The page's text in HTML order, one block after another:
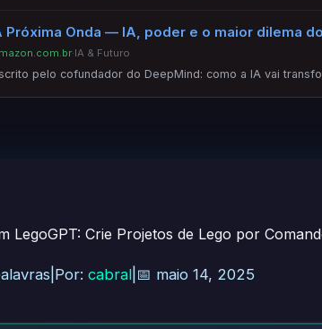
Próxima Onda — IA, poder e o maior dilema
·IA & Futuro
pelo cofundador do DeepMind: como a IA vai
LegoGPT: Crie Projetos de Lego por
Por: cabral 📅 maio 14, 2025